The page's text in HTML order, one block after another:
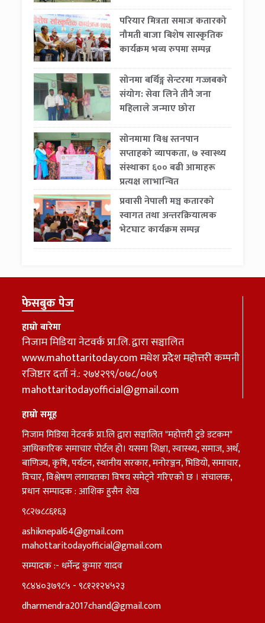
परियार मित्रता समाज कतारको
नौमती बाजा बिशेष सास्कृतिक
कार्यक्रम भव्य रुपमा सम्पन्न
सोनमा बर्थिङ्ग सेन्टरमा गज्जबको
संयोग: सेवा लिने तीनै जना
महिलाले जन्माए छोरा
सोनमामा विश्व स्तनपान
सप्ताहको व्यापकता, ७ स्वास्थ्य
संस्थाका ६०० बढी आमाहरू
प्रत्यक्ष लाभान्वित
प्रवासी नेपाली मञ्च कतारको
स्वागत तथा अन्तरक्रियात्मक
भेटघाट कार्यक्रम सम्पन्न
फेसबुक पेज
हाम्रो बारेमा
निजाम मिडिया नेटवर्क प्रा.लि. द्वारा सञ्चालित
www.mahottaritoday.com मधेश प्रदेेेश महोत्तरी कम्पनी
रजिष्टार दर्ता नं.: २७४२९९/०७८/०७९
mahottaritodayofficial@gmail.com
हाम्रो समूह
निजाम मिडिया नेटवर्क प्रा.लि द्वारा सञ्चालित "महोत्तरी टुडे डटकम"
आधिकारिक समाचार पोर्टल हो। यसमा शिक्षा, स्वास्थ्य, समाज, अर्थ,
बाणिज्य, कृषि, पर्यटन, स्थानीय सरकार, मनोरञ्जन, भिडियो, समाचार,
विचार, विश्लेषण लगायतका विषय समेट्ने गरिएको छ । संचालक,
प्रधान सम्पादक : आशिक हुसैन शेख
९८२७८८६१६३
ashiknepal64@gmail.com
mahottaritodayofficial@gmail.com
सम्पादक :- धर्मेन्द्र कुमार यादव
९८४४०३७९८५ - ९८१२१२४५२३
dharmendra2017chand@gmail.com